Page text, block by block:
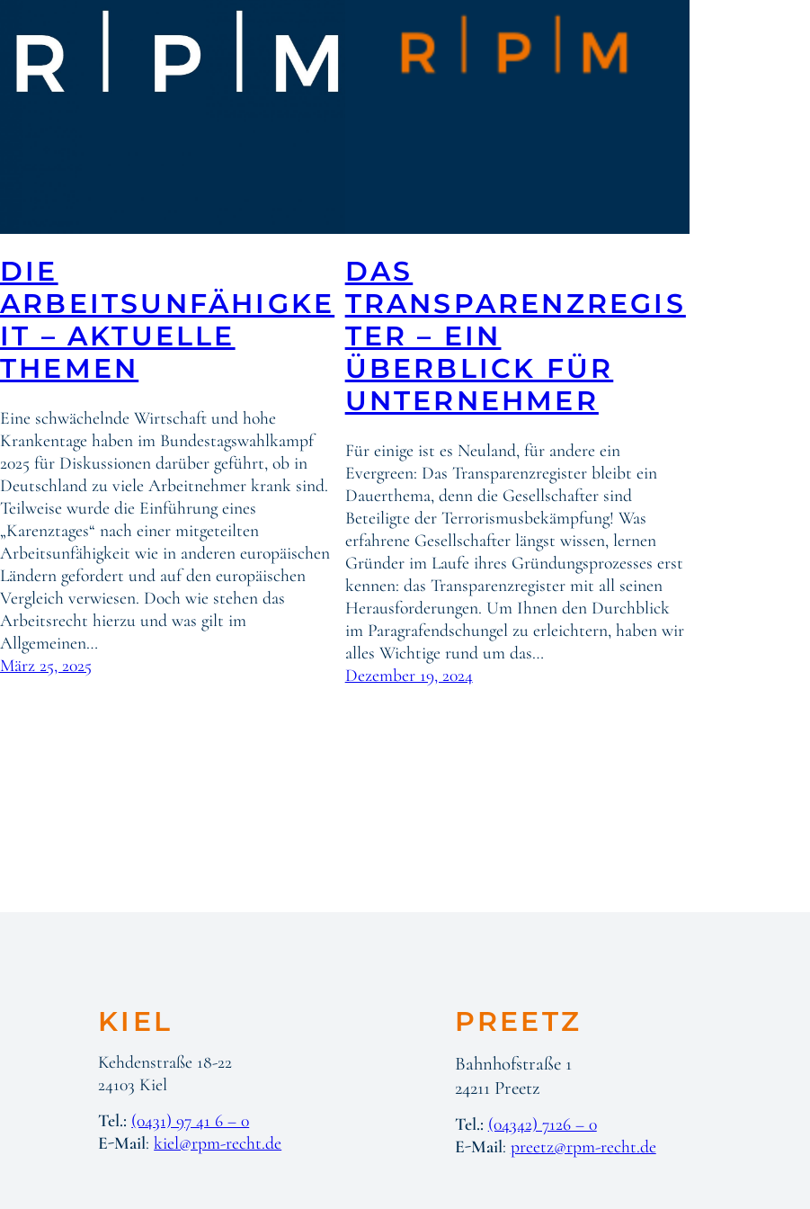
DIE
ARBEITSUNFÄHIGKE
IT – AKTUELLE
THEMEN
Eine schwächelnde Wirtschaft und hohe
Krankentage haben im Bundestagswahlkampf
2025 für Diskussionen darüber geführt, ob in
Deutschland zu viele Arbeitnehmer krank sind.
Teilweise wurde die Einführung eines
„Karenztages“ nach einer mitgeteilten
Arbeitsunfähigkeit wie in anderen europäischen
Ländern gefordert und auf den europäischen
Vergleich verwiesen. Doch wie stehen das
Arbeitsrecht hierzu und was gilt im
Allgemeinen…
März 25, 2025
DAS
TRANSPARENZREGIS
TER – EIN
ÜBERBLICK FÜR
UNTERNEHMER
Für einige ist es Neuland, für andere ein
Evergreen: Das Transparenzregister bleibt ein
Dauerthema, denn die Gesellschafter sind
Beteiligte der Terrorismusbekämpfung! Was
erfahrene Gesellschafter längst wissen, lernen
Gründer im Laufe ihres Gründungsprozesses erst
kennen: das Transparenzregister mit all seinen
Herausforderungen. Um Ihnen den Durchblick
im Paragrafendschungel zu erleichtern, haben wir
alles Wichtige rund um das…
Dezember 19, 2024
KIEL
Kehdenstraße 18-22
24103 Kiel
Tel.: (0431) 97 41 6 – 0
E-Mail:kiel@rpm-recht.de
PREETZ
Bahnhofstraße 1
24211 Preetz
Tel.: (04342) 7126 – 0
E-Mail: preetz@rpm-recht.de